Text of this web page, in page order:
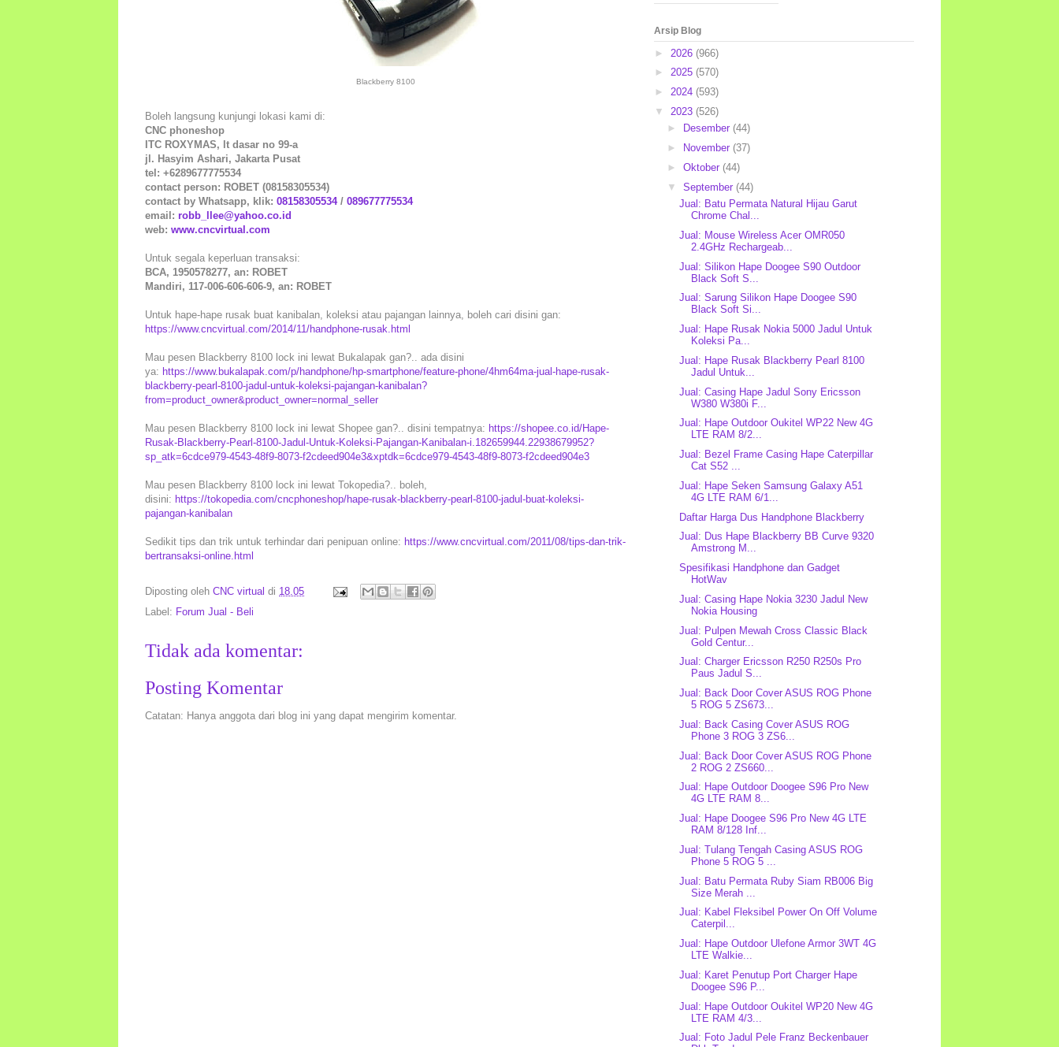
Blackberry 8100
Boleh langsung kunjungi lokasi kami di:
CNC phoneshop
ITC ROXYMAS, lt dasar no 99-a
jl. Hasyim Ashari, Jakarta Pusat
tel: +6289677775534
contact person: ROBET (08158305534)
contact by Whatsapp, klik: 08158305534/ 089677775534
email: robb_llee@yahoo.co.id
web: www.cncvirtual.com
Untuk segala keperluan transaksi:
BCA, 1950578277, an: ROBET
Mandiri, 117-006-606-606-9, an: ROBET
Untuk hape-hape rusak buat kanibalan, koleksi atau pajangan lainnya, boleh cari disini gan:
https://www.cncvirtual.com/2014/11/handphone-rusak.html
Mau pesen Blackberry 8100 lock ini lewat Bukalapak gan?.. ada disini
ya: https://www.bukalapak.com/p/handphone/hp-smartphone/feature-phone/4hm64ma-jual-hape-rusak-
blackberry-pearl-8100-jadul-untuk-koleksi-pajangan-kanibalan?
from=product_owner&product_owner=normal_seller
Mau pesen Blackberry 8100 lock ini lewat Shopee gan?.. disini tempatnya: https://shopee.co.id/Hape-
Rusak-Blackberry-Pearl-8100-Jadul-Untuk-Koleksi-Pajangan-Kanibalan-i.182659944.22938679952?
sp_atk=6cdce979-4543-48f9-8073-f2cdeed904e3&xptdk=6cdce979-4543-48f9-8073-f2cdeed904e3
Mau pesen Blackberry 8100 lock ini lewat Tokopedia?.. boleh,
disini: https://tokopedia.com/cncphoneshop/hape-rusak-blackberry-pearl-8100-jadul-buat-koleksi-
pajangan-kanibalan
Sedikit tips dan trik untuk terhindar dari penipuan online: https://www.cncvirtual.com/2011/08/tips-dan-trik-
bertransaksi-online.html
Diposting oleh CNC virtual di 18.05
Label: Forum Jual - Beli
Tidak ada komentar:
Posting Komentar
Catatan: Hanya anggota dari blog ini yang dapat mengirim komentar.
Arsip Blog
► 2026 (966)
► 2025 (570)
► 2024 (593)
▼ 2023 (526)
►
Desember (44)
►
November (37)
► Oktober (44)
▼ September (44)
Jual: Batu Permata Natural Hijau Garut
Chrome Chal...
Jual: Mouse Wireless Acer OMR050
2.4GHz Rechargeab...
Jual: Silikon Hape Doogee S90 Outdoor
Black Soft S...
Jual: Sarung Silikon Hape Doogee S90
Black Soft Si...
Jual: Hape Rusak Nokia 5000 Jadul Untuk
Koleksi Pa...
Jual: Hape Rusak Blackberry Pearl 8100
Jadul Untuk...
Jual: Casing Hape Jadul Sony Ericsson
W380 W380i F...
Jual: Hape Outdoor Oukitel WP22 New 4G
LTE RAM 8/2...
Jual: Bezel Frame Casing Hape Caterpillar
Cat S52 ...
Jual: Hape Seken Samsung Galaxy A51
4G LTE RAM 6/1...
Daftar Harga Dus Handphone Blackberry
Jual: Dus Hape Blackberry BB Curve 9320
Amstrong M...
Spesifikasi Handphone dan Gadget
HotWav
Jual: Casing Hape Nokia 3230 Jadul New
Nokia Housing
Jual: Pulpen Mewah Cross Classic Black
Gold Centur...
Jual: Charger Ericsson R250 R250s Pro
Paus Jadul S...
Jual: Back Door Cover ASUS ROG Phone
5 ROG 5 ZS673...
Jual: Back Casing Cover ASUS ROG
Phone 3 ROG 3 ZS6...
Jual: Back Door Cover ASUS ROG Phone
2 ROG 2 ZS660...
Jual: Hape Outdoor Doogee S96 Pro New
4G LTE RAM 8...
Jual: Hape Doogee S96 Pro New 4G LTE
RAM 8/128 Inf...
Jual: Tulang Tengah Casing ASUS ROG
Phone 5 ROG 5 ...
Jual: Batu Permata Ruby Siam RB006 Big
Size Merah ...
Jual: Kabel Fleksibel Power On Off Volume
Caterpil...
Jual: Hape Outdoor Ulefone Armor 3WT 4G
LTE Walkie...
Jual: Karet Penutup Port Charger Hape
Doogee S96 P...
Jual: Hape Outdoor Oukitel WP20 New 4G
LTE RAM 4/3...
Jual: Foto Jadul Pele Franz Beckenbauer